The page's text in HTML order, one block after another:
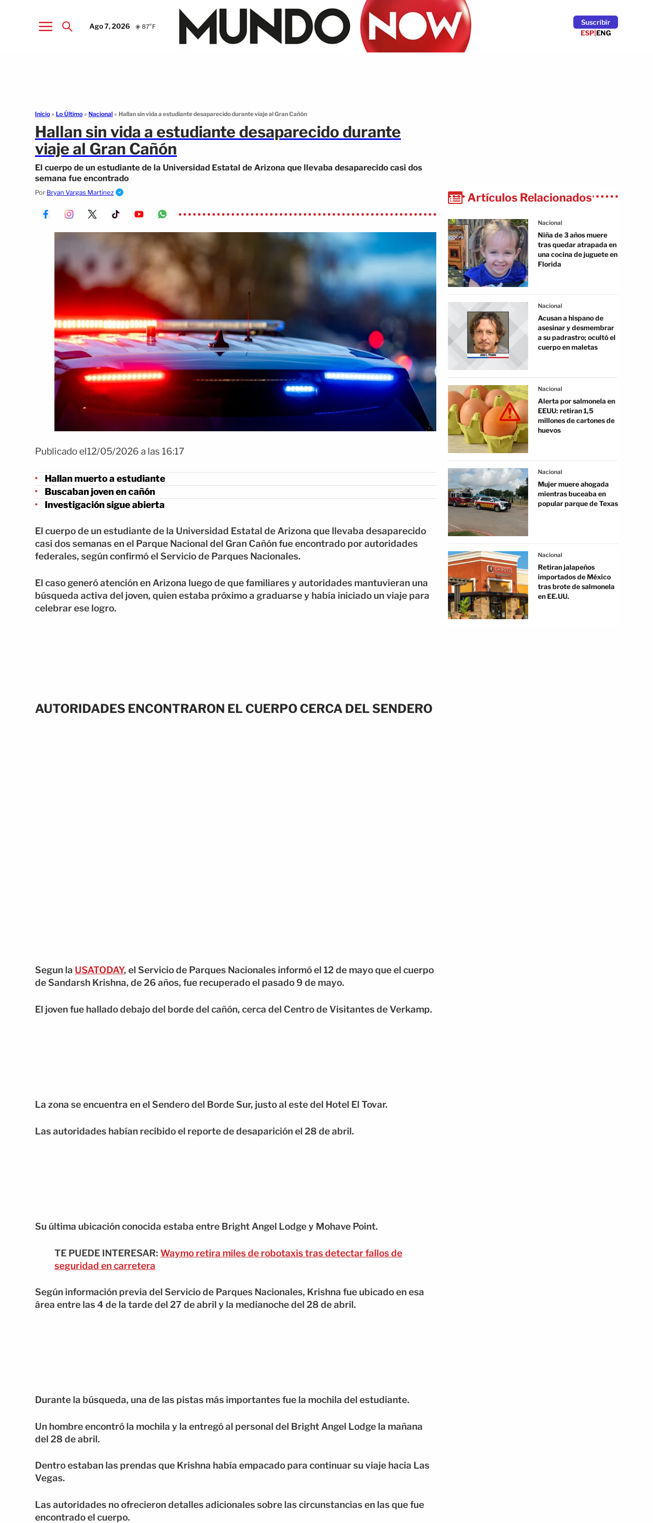
Ago 7, 2026 ☀️ 87°F
Suscribír
ESP|ENG
Inicio » Lo Último » Nacional » Hallan sin vida a estudiante desaparecido durante viaje al Gran Cañón
Hallan sin vida a estudiante desaparecido durante
viaje al Gran Cañón
El cuerpo de un estudiante de la Universidad Estatal de Arizona que llevaba desaparecido casi dos
semana fue encontrado
Por Bryan Vargas Martinez
Publicado el12/05/2026 a las 16:17
Hallan muerto a estudiante
Buscaban joven en cañón
Investigación sigue abierta
El cuerpo de un estudiante de la Universidad Estatal de Arizona que llevaba desaparecido
casi dos semanas en el Parque Nacional del Gran Cañón fue encontrado por autoridades
federales, según confirmó el Servicio de Parques Nacionales.
El caso generó atención en Arizona luego de que familiares y autoridades mantuvieran una
búsqueda activa del joven, quien estaba próximo a graduarse y había iniciado un viaje para
celebrar ese logro.
AUTORIDADES ENCONTRARON EL CUERPO CERCA DEL SENDERO
Segun la USATODAY, el Servicio de Parques Nacionales informó el 12 de mayo que el cuerpo
de Sandarsh Krishna, de 26 años, fue recuperado el pasado 9 de mayo.
El joven fue hallado debajo del borde del cañón, cerca del Centro de Visitantes de Verkamp.
La zona se encuentra en el Sendero del Borde Sur, justo al este del Hotel El Tovar.
Las autoridades habían recibido el reporte de desaparición el 28 de abril.
Su última ubicación conocida estaba entre Bright Angel Lodge y Mohave Point.
TE PUEDE INTERESAR: Waymo retira miles de robotaxis tras detectar fallos de
seguridad en carretera
Según información previa del Servicio de Parques Nacionales, Krishna fue ubicado en esa
área entre las 4 de la tarde del 27 de abril y la medianoche del 28 de abril.
Durante la búsqueda, una de las pistas más importantes fue la mochila del estudiante.
Un hombre encontró la mochila y la entregó al personal del Bright Angel Lodge la mañana
del 28 de abril.
Dentro estaban las prendas que Krishna había empacado para continuar su viaje hacia Las
Vegas.
Las autoridades no ofrecieron detalles adicionales sobre las circunstancias en las que fue
encontrado el cuerpo.
Artículos Relacionados
Nacional
Niña de 3 años muere
tras quedar atrapada en
una cocina de juguete en
Florida
Nacional
Acusan a hispano de
asesinar y desmembrar
a su padrastro; ocultó el
cuerpo en maletas
Nacional
Alerta por salmonela en
EEUU: retiran 1,5
millones de cartones de
huevos
Nacional
Mujer muere ahogada
mientras buceaba en
popular parque de Texas
Nacional
Retiran jalapeños
importados de México
tras brote de salmonela
en EE.UU.